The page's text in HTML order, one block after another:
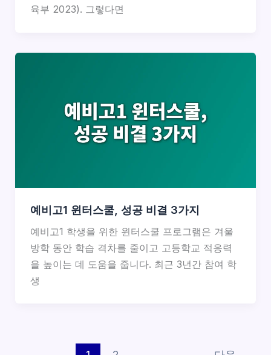
육부 2023). 그렇다면
예비고1 윈터스쿨, 성공 비결 3가지
예비고1 학생을 위한 윈터스쿨 프로그램은 겨울
방학 동안 학습 격차를 줄이고 고등학교 적응력
을 높이는 데 도움을 줍니다. 최근 3년간 참여 학
생